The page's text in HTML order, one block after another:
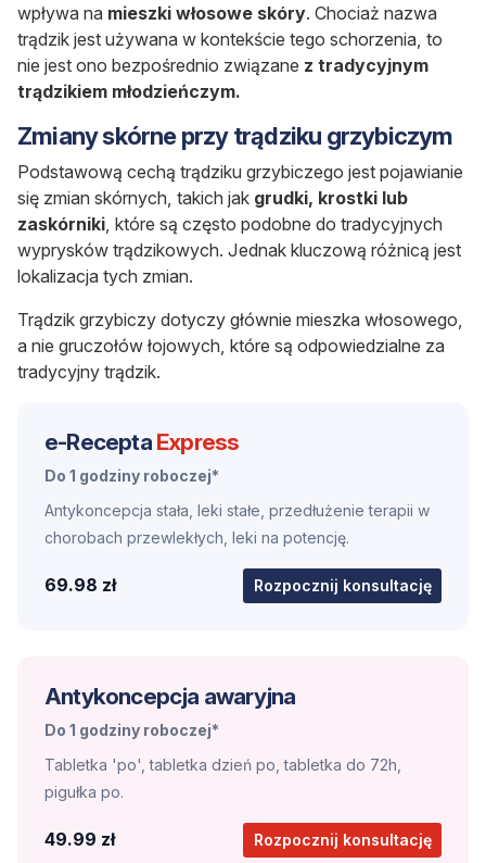
wpływa na mieszki włosowe skóry. Chociaż nazwa
trądzik jest używana w kontekście tego schorzenia, to
nie jest ono bezpośrednio związane z tradycyjnym
trądzikiem młodzieńczym.
Zmiany skórne przy trądziku grzybiczym
Podstawową cechą trądziku grzybiczego jest pojawianie
się zmian skórnych, takich jak grudki, krostki lub
zaskórniki , które są często podobne do tradycyjnych
wyprysków trądzikowych. Jednak kluczową różnicą jest
lokalizacja tych zmian.
Trądzik grzybiczy dotyczy głównie mieszka włosowego,
a nie gruczołów łojowych, które są odpowiedzialne za
tradycyjny trądzik.
e-Recepta Express
Do 1 godziny roboczej*
Antykoncepcja stała, leki stałe, przedłużenie terapii w
chorobach przewlekłych, leki na potencję.
69.98 zł Rozpocznij konsultację
Antykoncepcja awaryjna
Do 1 godziny roboczej*
Tabletka 'po', tabletka dzień po, tabletka do 72h,
pigułka po.
49.99 zł Rozpocznij konsultację